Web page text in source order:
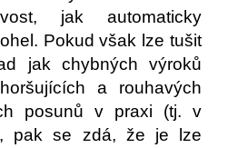
jak automaticky
Pokud však lze tušit
jak chybných výroků
a rouhavých
posunů v praxi (tj. v
pak se zdá, že je lze